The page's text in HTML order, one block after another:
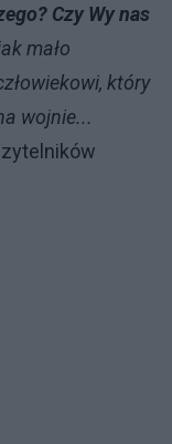
Czy Wy nas
mało
który
wojnie...